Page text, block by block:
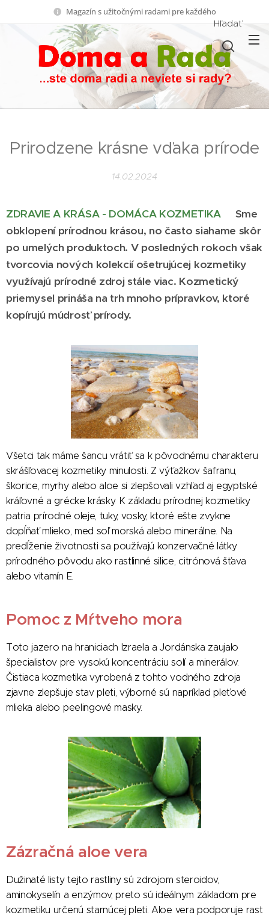
Magazín s užitočnými radami pre každého
Hľadať
Prirodzene krásne vďaka prírode
14.02.2024
ZDRAVIE A KRÁSA - DOMÁCA KOZMETIKA
Sme
obklopení prírodnou krásou, no často siahame skôr
po umelých produktoch. V posledných rokoch však
tvorcovia nových kolekcií ošetrujúcej kozmetiky
využívajú prírodné zdroj stále viac. Kozmetický
priemysel prináša na trh mnoho prípravkov, ktoré
kopírujú múdrosť prírody.
Všetci tak máme šancu vrátiť sa k pôvodnému charakteru
skrášľovacej kozmetiky minulosti. Z výťažkov šafranu,
škorice, myrhy alebo aloe si zlepšovali vzhľad aj egyptské
kráľovné a grécke krásky. K základu prírodnej kozmetiky
patria prírodné oleje, tuky, vosky, ktoré ešte zvykne
dopĺňať mlieko, med soľ morská alebo minerálne. Na
predĺženie životnosti sa používajú konzervačné látky
prírodného pôvodu ako rastlinné silice, citrónová šťava
alebo vitamín E.
Pomoc z Mŕtveho mora
Toto jazero na hraniciach Izraela a Jordánska zaujalo
špecialistov pre vysokú koncentráciu solí a minerálov.
Čistiaca kozmetika vyrobená z tohto vodného zdroja
zjavne zlepšuje stav pleti, výborné sú napríklad pleťové
mlieka alebo peelingové masky.
Zázračná aloe vera
Dužinaté listy tejto rastliny sú zdrojom steroidov,
aminokyselín a enzýmov, preto sú ideálnym základom pre
kozmetiku určenú starnúcej pleti. Aloe vera podporuje rast